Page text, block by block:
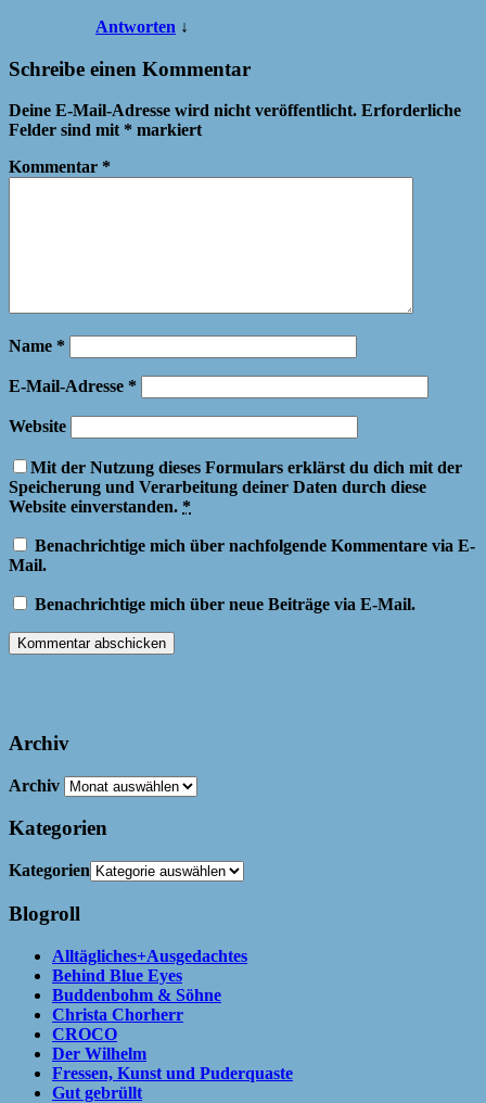
Antworten ↓
Schreibe einen Kommentar
Deine E-Mail-Adresse wird nicht veröffentlicht. Erforderliche
Felder sind mit * markiert
Kommentar *
Name *
E-Mail-Adresse *
Website
Mit der Nutzung dieses Formulars erklärst du dich mit der
Speicherung und Verarbeitung deiner Daten durch diese
Website einverstanden. *
Benachrichtige mich über nachfolgende Kommentare via E-
Mail.
Benachrichtige mich über neue Beiträge via E-Mail.
Archiv
Archiv
Kategorien
Kategorien
Blogroll
Alltägliches+Ausgedachtes
Behind Blue Eyes
Buddenbohm & Söhne
Christa Chorherr
CROCO
Der Wilhelm
Fressen, Kunst und Puderquaste
Gut gebrüllt